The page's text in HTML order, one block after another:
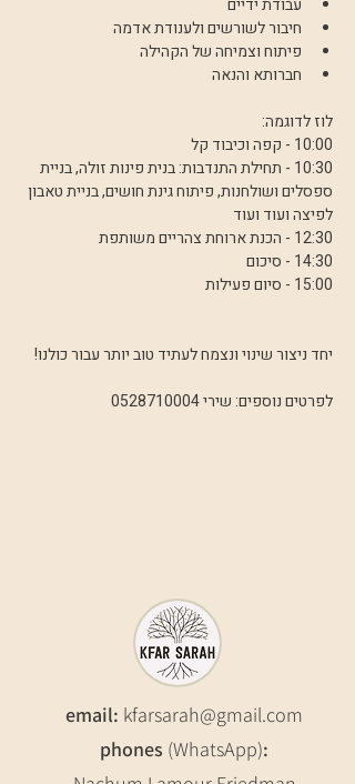
עבודת ידיים
חיבור לשורשים ולענודת אדמה
פיתוח וצמיחה של הקהילה
חברותא והנאה
לוז לדוגמה:
10:00 - קפה וכיבוד קל
10:30 - תחילת התנדבות: בנית פינות זולה, בניית
ספסלים ושולחנות, פיתוח גינת חושים, בניית טאבון
לפיצה ועוד ועוד
12:30 - הכנת ארוחת צהריים משותפת
14:30 - סיכום
15:00 - סיום פעילות
יחד ניצור שינוי ונצמח לעתיד טוב יותר עבור כולנו!
לפרטים נוספים: שירי 0528710004
email: kfarsarah@gmail.com
phones (WhatsApp):